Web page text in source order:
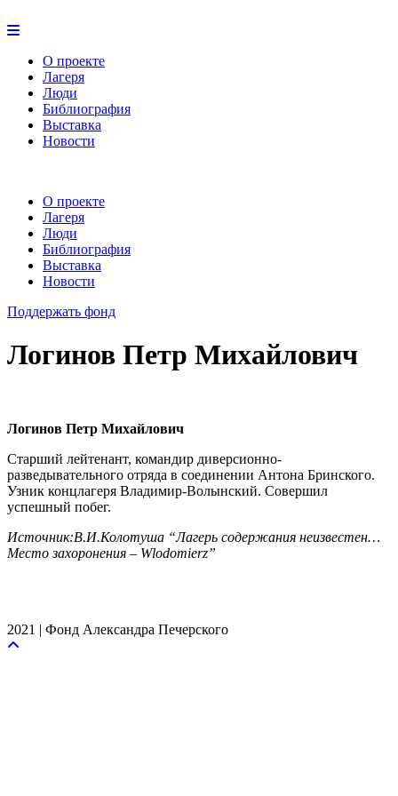
О проекте
Лагеря
Люди
Библиография
Выставка
Новости
О проекте
Лагеря
Люди
Библиография
Выставка
Новости
Поддержать фонд
Логинов Петр Михайлович
Логинов Петр Михайлович
Старший лейтенант, командир диверсионно-
разведывательного отряда в соединении Антона Бринского.
Узник концлагеря Владимир-Волынский. Совершил
успешный побег.
Источник:В.И.Колотуша “Лагерь содержания неизвестен…
Место захоронения – Wlodomierz”
2021 | Фонд Александра Печерского